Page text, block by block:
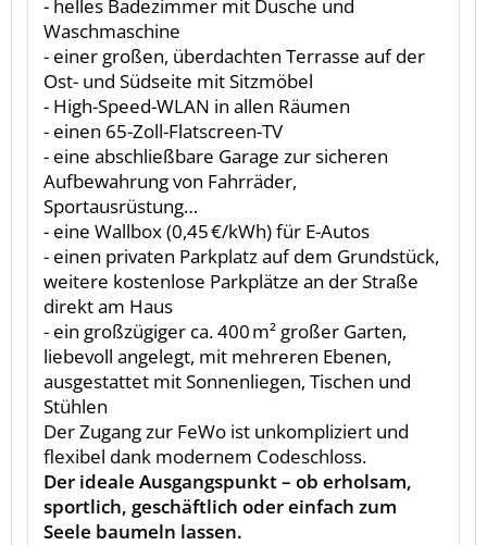
- helles Badezimmer mit Dusche und
Waschmaschine
- einer großen, überdachten Terrasse auf der
Ost- und Südseite mit Sitzmöbel
- High-Speed-WLAN in allen Räumen
- einen 65-Zoll-Flatscreen-TV
- eine abschließbare Garage zur sicheren
Aufbewahrung von Fahrräder,
Sportausrüstung…
- eine Wallbox (0,45 €/kWh) für E-Autos
- einen privaten Parkplatz auf dem Grundstück,
weitere kostenlose Parkplätze an der Straße
direkt am Haus
- ein großzügiger ca. 400 m² großer Garten,
liebevoll angelegt, mit mehreren Ebenen,
ausgestattet mit Sonnenliegen, Tischen und
Stühlen
Der Zugang zur FeWo ist unkompliziert und
flexibel dank modernem Codeschloss.
Der ideale Ausgangspunkt – ob erholsam,
sportlich, geschäftlich oder einfach zum
Seele baumeln lassen.